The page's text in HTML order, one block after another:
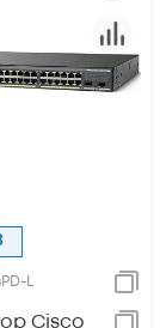
L
Cisco